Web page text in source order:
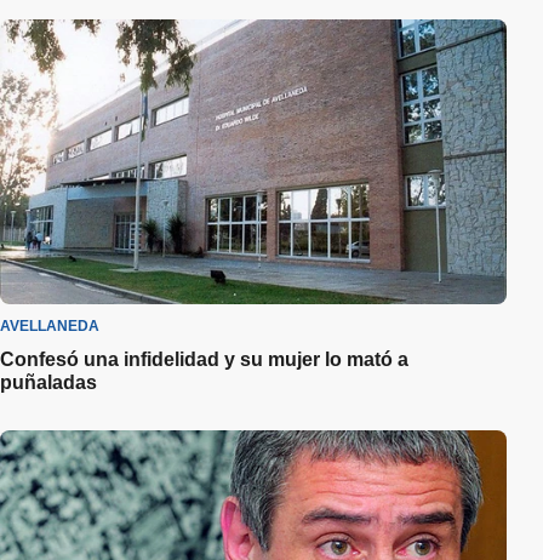
AVELLANEDA
Confesó una infidelidad y su mujer lo mató a
puñaladas